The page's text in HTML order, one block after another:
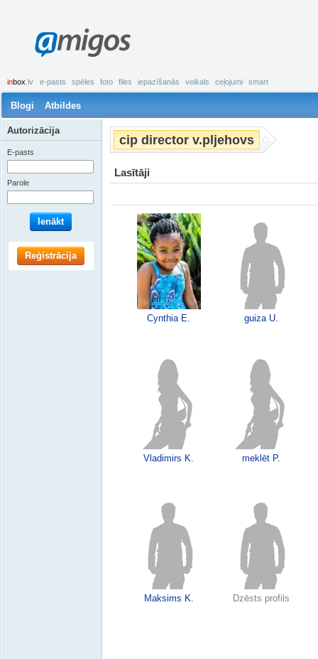
amigos
inbox .lv e-pasts spēles foto files iepazīšanās veikals ceļojumi smart
Blogi Atbildes
cip director v.pljehovs
Lasītāji
Cynthia E. guiza U.
Vladimirs K. meklēt P.
Maksims K. Dzēsts profils
Autorizācija
E-pasts
Parole
Ienākt
Reģistrācija